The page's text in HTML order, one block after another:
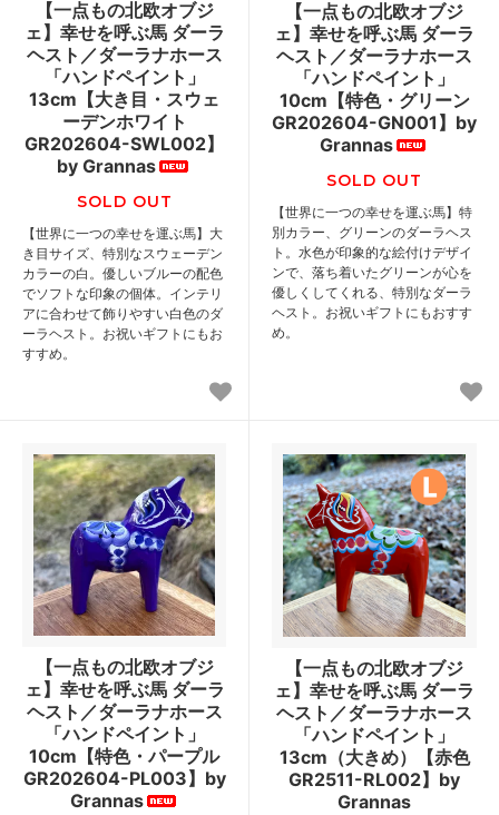
【一点もの北欧オブジ
ェ】幸せを呼ぶ馬 ダーラ
ヘスト／ダーラナホース
「ハンドペイント」
13cm【大き目・スウェ
ーデンホワイト
GR202604-SWL002】
by Grannas
SOLD OUT
【世界に一つの幸せを運ぶ馬】大
き目サイズ、特別なスウェーデン
カラーの白。優しいブルーの配色
でソフトな印象の個体。インテリ
アに合わせて飾りやすい白色のダ
ーラヘスト。お祝いギフトにもお
すすめ。
【一点もの北欧オブジ
ェ】幸せを呼ぶ馬 ダーラ
ヘスト／ダーラナホース
「ハンドペイント」
10cm【特色・グリーン
GR202604-GN001】by
Grannas
SOLD OUT
【世界に一つの幸せを運ぶ馬】特
別カラー、グリーンのダーラヘス
ト。水色が印象的な絵付けデザイ
ンで、落ち着いたグリーンが心を
優しくしてくれる、特別なダーラ
ヘスト。お祝いギフトにもおすす
め。
【一点もの北欧オブジ
ェ】幸せを呼ぶ馬 ダーラ
ヘスト／ダーラナホース
「ハンドペイント」
10cm【特色・パープル
GR202604-PL003】by
Grannas
【一点もの北欧オブジ
ェ】幸せを呼ぶ馬 ダーラ
ヘスト／ダーラナホース
「ハンドペイント」
13cm（大きめ）【赤色
GR2511-RL002】by
Grannas